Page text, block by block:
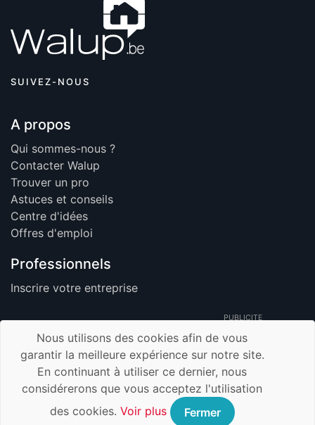
SUIVEZ-NOUS
A propos
Qui sommes-nous ?
Contacter Walup
Trouver un pro
Astuces et conseils
Centre d'idées
Offres d'emploi
Professionnels
Inscrire votre entreprise
PUBLICITE
© 2026 Walup.be - Tous Droits Réservés -
Membre de TrustUp.be
Mentions légales
Nous utilisons des cookies afin de vous
garantir la meilleure expérience sur notre site.
En continuant à utiliser ce dernier, nous
considérerons que vous acceptez l'utilisation
des cookies. Voir plus Fermer